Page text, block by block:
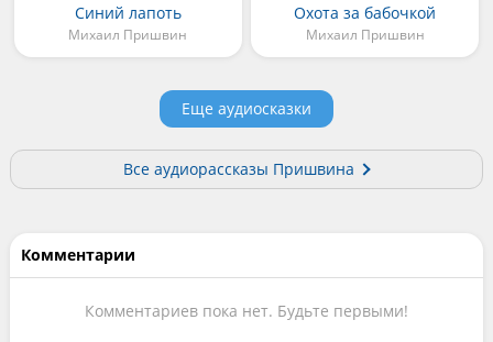
Синий лапоть
Михаил Пришвин
Охота за бабочкой
Михаил Пришвин
Еще аудиосказки
Все аудиорассказы Пришвина
Комментарии
Комментариев пока нет. Будьте первыми!